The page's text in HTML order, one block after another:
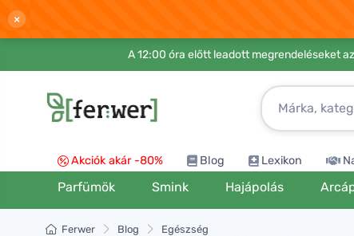
×
A 12:00 óra előtt leadott megrendeléseket
Akciók akár -80% Blog Lexikon
Parfümök Smink Hajápolás
Ferwer Blog Egészség